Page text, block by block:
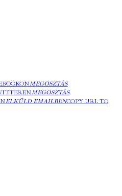
MEGOSZTÁS
MEGOSZTÁS
ELKÜLD EMAILBENCOPY URL TO